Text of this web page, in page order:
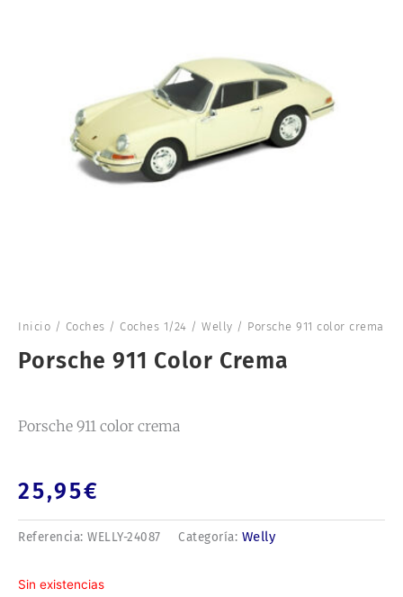
Inicio / Coches / Coches 1/24 / Welly / Porsche 911 color crema
Porsche 911 Color Crema
Porsche 911 color crema
25,95€
Referencia: WELLY-24087 Categoría: Welly
Sin existencias